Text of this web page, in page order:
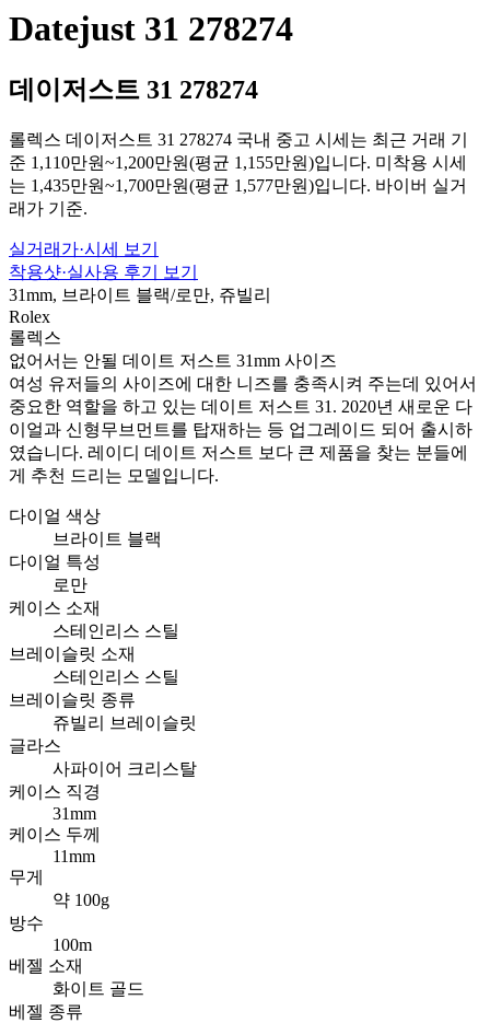
Datejust 31 278274
데이저스트 31 278274
롤렉스 데이저스트 31 278274 국내 중고 시세는 최근 거래 기
준 1,110만원~1,200만원(평균 1,155만원)입니다. 미착용 시세
는 1,435만원~1,700만원(평균 1,577만원)입니다. 바이버 실거
래가 기준.
실거래가·시세 보기
착용샷·실사용 후기 보기
31mm, 브라이트 블랙/로만, 쥬빌리
Rolex
롤렉스
없어서는 안될 데이트 저스트 31mm 사이즈
여성 유저들의 사이즈에 대한 니즈를 충족시켜 주는데 있어서
중요한 역할을 하고 있는 데이트 저스트 31. 2020년 새로운 다
이얼과 신형무브먼트를 탑재하는 등 업그레이드 되어 출시하
였습니다. 레이디 데이트 저스트 보다 큰 제품을 찾는 분들에
게 추천 드리는 모델입니다.
다이얼 색상
브라이트 블랙
다이얼 특성
로만
케이스 소재
스테인리스 스틸
브레이슬릿 소재
스테인리스 스틸
브레이슬릿 종류
쥬빌리 브레이슬릿
글라스
사파이어 크리스탈
케이스 직경
31mm
케이스 두께
11mm
무게
약 100g
방수
100m
베젤 소재
화이트 골드
베젤 종류